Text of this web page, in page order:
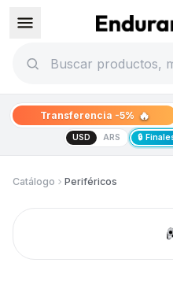
Transferencia -5% 🔥
USD ARS 🔒
Catálogo Periféricos